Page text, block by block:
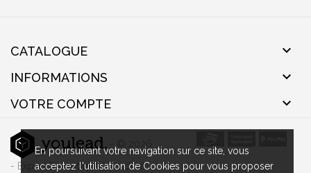
En poursuivant votre navigation sur ce site, vous
acceptez l'utilisation de Cookies pour vous proposer
CATALOGUE 
INFORMATIONS 
VOTRE COMPTE 
- Expert Domotique tous droit